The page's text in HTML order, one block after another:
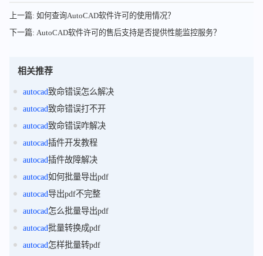
上一篇: 如何查询AutoCAD软件许可的使用情况？
下一篇: AutoCAD软件许可的售后支持是否提供性能监控服务？
相关推荐
autocad致命错误怎么解决
autocad致命错误打不开
autocad致命错误咋解决
autocad插件开发教程
autocad插件故障解决
autocad如何批量导出pdf
autocad导出pdf不完整
autocad怎么批量导出pdf
autocad批量转换成pdf
autocad怎样批量转pdf